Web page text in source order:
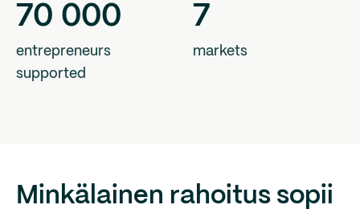
70 000
entrepreneurs
supported
7
markets
Minkälainen rahoitus sopii